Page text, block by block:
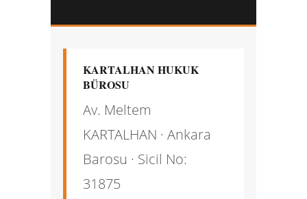
KARTALHAN HUKUK
BÜROSU
Av. Meltem
KARTALHAN · Ankara
Barosu · Sicil No:
31875